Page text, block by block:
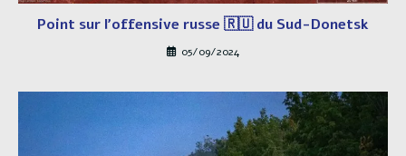
Point sur l’offensive russe 🇷🇺 du Sud-Donetsk
05/09/2024